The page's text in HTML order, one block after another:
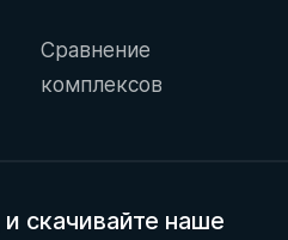
Сравнение
комплексов
и скачивайте наше